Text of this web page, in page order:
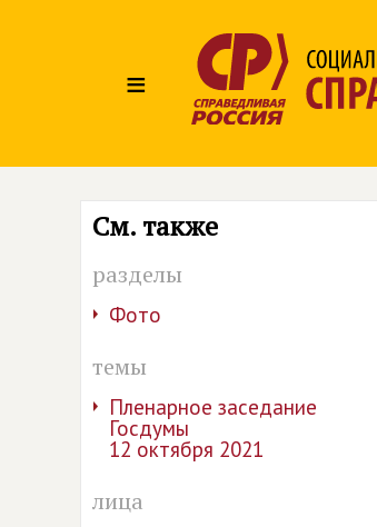
≡
См. также
разделы
Фото
темы
Пленарное заседание
Госдумы
12 октября 2021
лица